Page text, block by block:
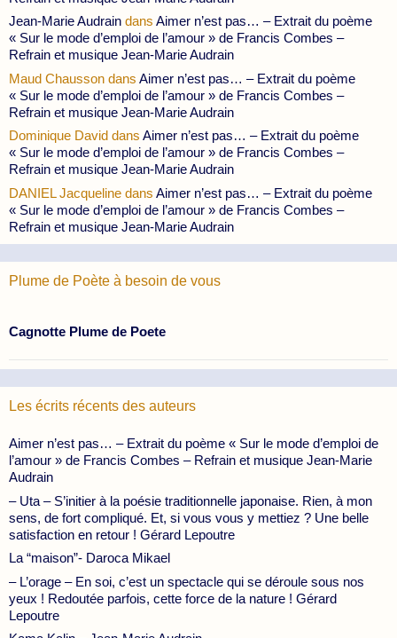
Jean-Marie Audrain dans Aimer n’est pas… – Extrait du poème
« Sur le mode d’emploi de l’amour » de Francis Combes –
Refrain et musique Jean-Marie Audrain
Maud Chausson dans Aimer n’est pas… – Extrait du poème
« Sur le mode d’emploi de l’amour » de Francis Combes –
Refrain et musique Jean-Marie Audrain
Dominique David dans Aimer n’est pas… – Extrait du poème
« Sur le mode d’emploi de l’amour » de Francis Combes –
Refrain et musique Jean-Marie Audrain
DANIEL Jacqueline dans Aimer n’est pas… – Extrait du poème
« Sur le mode d’emploi de l’amour » de Francis Combes –
Refrain et musique Jean-Marie Audrain
Plume de Poète à besoin de vous
Cagnotte Plume de Poete
Les écrits récents des auteurs
Aimer n’est pas… – Extrait du poème « Sur le mode d’emploi de
l’amour » de Francis Combes – Refrain et musique Jean-Marie
Audrain
– Uta – S’initier à la poésie traditionnelle japonaise. Rien, à mon
sens, de fort compliqué. Et, si vous vous y mettiez ? Une belle
satisfaction en retour ! Gérard Lepoutre
La “maison”- Daroca Mikael
– L’orage – En soi, c’est un spectacle qui se déroule sous nos
yeux ! Redoutée parfois, cette force de la nature ! Gérard
Lepoutre